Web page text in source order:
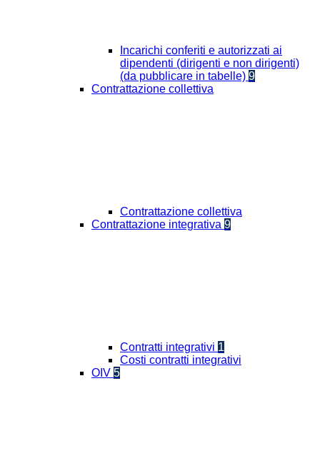
Incarichi conferiti e autorizzati ai
dipendenti (dirigenti e non dirigenti)
(da pubblicare in tabelle) 9
Contrattazione collettiva
Contrattazione collettiva
Contrattazione integrativa 9
Contratti integrativi 1
Costi contratti integrativi
OIV 5